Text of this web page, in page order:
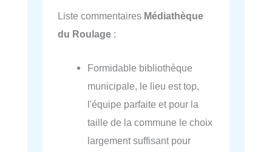
Liste commentaires Médiathèque
du Roulage :
Formidable bibliothèque
municipale, le lieu est top,
l'équipe parfaite et pour la
taille de la commune le choix
largement suffisant pour